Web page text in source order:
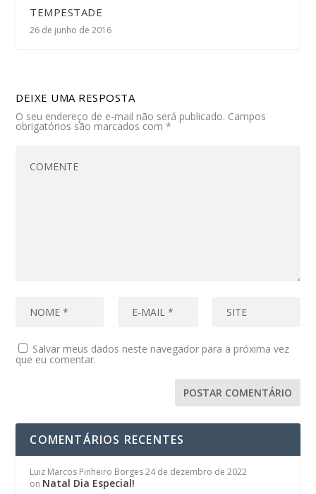
TEMPESTADE
26 de junho de 2016
DEIXE UMA RESPOSTA
O seu endereço de e-mail não será publicado. Campos
obrigatórios são marcados com*
Salvar meus dados neste navegador para a próxima vez
que eu comentar.
COMENTÁRIOS RECENTES
Luiz Marcos Pinheiro Borges 24 de dezembro de 2022
on Natal Dia Especial!